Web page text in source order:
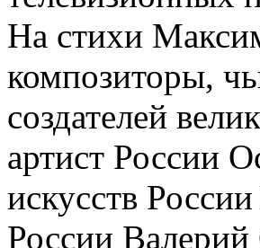
На стихи
композиторы,
создателей
артист России
искусств
России Валерий